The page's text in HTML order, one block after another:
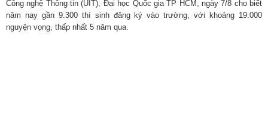
Công nghệ Thông tin (UIT), Đại học Quốc gia TP HCM, ngày 7/8 cho biết
năm nay gần 9.300 thí sinh đăng ký vào trường, với khoảng 19.000
nguyện vọng, thấp nhất 5 năm qua.